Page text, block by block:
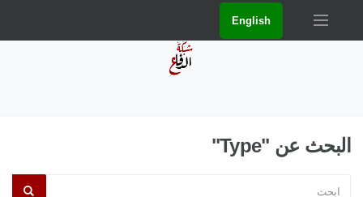
English
البحث عن "Type"